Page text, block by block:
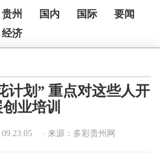
贵州 国内 国际
要闻
经济
计划” 重点对这些人开
业培训
来源：多彩贵州网